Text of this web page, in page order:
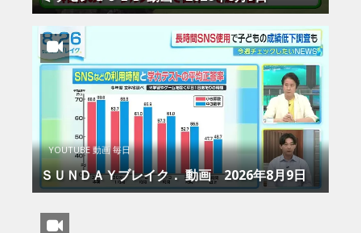
YOUTUBE 動画 毎日
ＳＵＮＤＡＹブレイク． 動画 2026年8月9日